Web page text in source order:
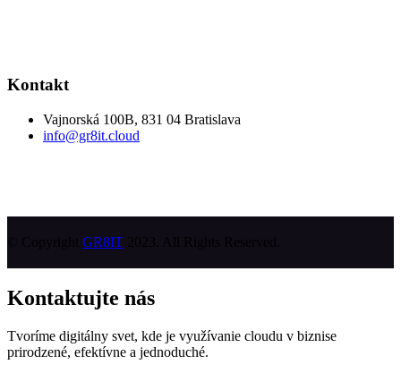
Kontakt
Vajnorská 100B, 831 04 Bratislava
info@gr8it.cloud
GR8IT
Kontaktujte nás
Tvoríme digitálny svet, kde je využívanie cloudu v biznise
prirodzené, efektívne a jednoduché.